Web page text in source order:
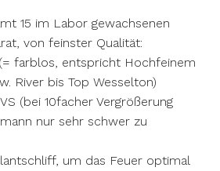
15 im Labor gewachsenen
von feinster Qualität:
farblos, entspricht Hochfeinem
River bis Top Wesselton)
(bei 10facher Vergrößerung
nur sehr schwer zu
um das Feuer optimal